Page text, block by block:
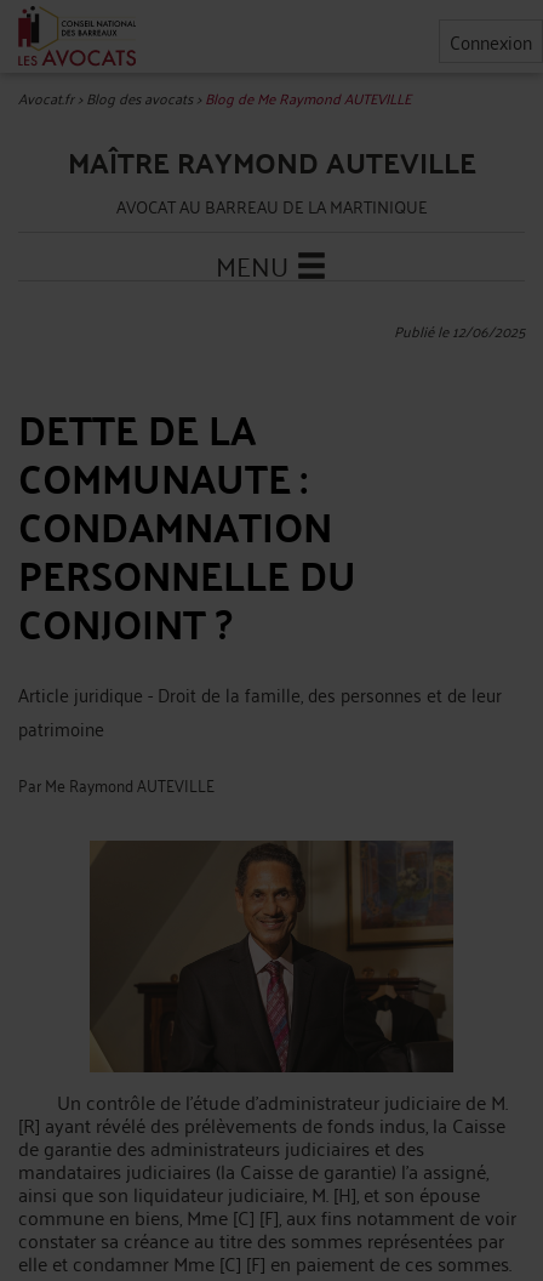
Connexion
Avocat.fr>Blog des avocats>Blog de Me Raymond AUTEVILLE
MAÎTRE RAYMOND AUTEVILLE
AVOCAT AU BARREAU DE LA MARTINIQUE
MENU
Publié le 12/06/2025
DETTE DE LA
COMMUNAUTE :
CONDAMNATION
PERSONNELLE DU
CONJOINT ?
Article juridique - Droit de la famille, des personnes et de leur
patrimoine
ParMe Raymond AUTEVILLE
Un contrôle de l'étude d'administrateur judiciaire de M.
[R] ayant révélé des prélèvements de fonds indus, la Caisse
de garantie des administrateurs judiciaires et des
mandataires judiciaires (la Caisse de garantie) l'a assigné,
ainsi que son liquidateur judiciaire, M. [H], et son épouse
commune en biens, Mme [C] [F], aux fins notamment de voir
constater sa créance au titre des sommes représentées par
elle et condamner Mme [C] [F] en paiement de ces sommes.